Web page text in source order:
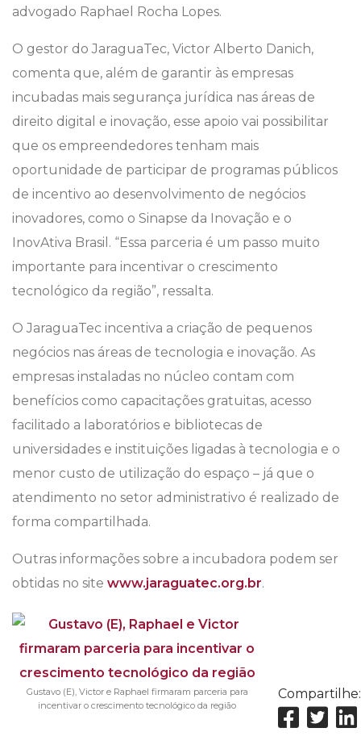
advogado Raphael Rocha Lopes.
O gestor do JaraguaTec, Victor Alberto Danich,
comenta que, além de garantir às empresas
incubadas mais segurança jurídica nas áreas de
direito digital e inovação, esse apoio vai possibilitar
que os empreendedores tenham mais
oportunidade de participar de programas públicos
de incentivo ao desenvolvimento de negócios
inovadores, como o Sinapse da Inovação e o
InovAtiva Brasil. “Essa parceria é um passo muito
importante para incentivar o crescimento
tecnológico da região”, ressalta.
O JaraguaTec incentiva a criação de pequenos
negócios nas áreas de tecnologia e inovação. As
empresas instaladas no núcleo contam com
benefícios como capacitações gratuitas, acesso
facilitado a laboratórios e bibliotecas de
universidades e instituições ligadas à tecnologia e o
menor custo de utilização do espaço – já que o
atendimento no setor administrativo é realizado de
forma compartilhada.
Outras informações sobre a incubadora podem ser
obtidas no site www.jaraguatec.org.br.
Gustavo (E), Victor e Raphael firmaram parceria para
incentivar o crescimento tecnológico da região
Compartilhe: